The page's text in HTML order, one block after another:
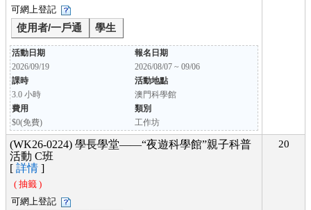
可網上登記
使用者/一戶通 學生
活動日期
報名日期
2026/09/19
2026/08/07 ~ 09/06
課時
活動地點
3.0 小時
澳門科學館
費用
類別
$0(免費)
工作坊
(WK26-0224) 學長學堂——“夜遊科學館”親子科普
活動 C班
[ 詳情 ]
( 抽籤 )
可網上登記
20